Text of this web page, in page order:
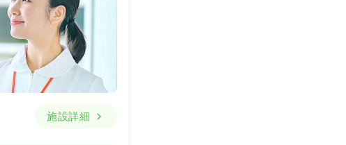
一時募集休止
詳細を見る
施設詳細